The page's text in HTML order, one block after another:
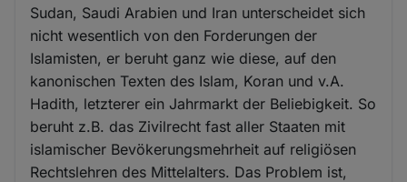
Sudan, Saudi Arabien und Iran unterscheidet sich
nicht wesentlich von den Forderungen der
Islamisten, er beruht ganz wie diese, auf den
kanonischen Texten des Islam, Koran und v.A.
Hadith, letzterer ein Jahrmarkt der Beliebigkeit. So
beruht z.B. das Zivilrecht fast aller Staaten mit
islamischer Bevökerungsmehrheit auf religiösen
Rechtslehren des Mittelalters. Das Problem ist,